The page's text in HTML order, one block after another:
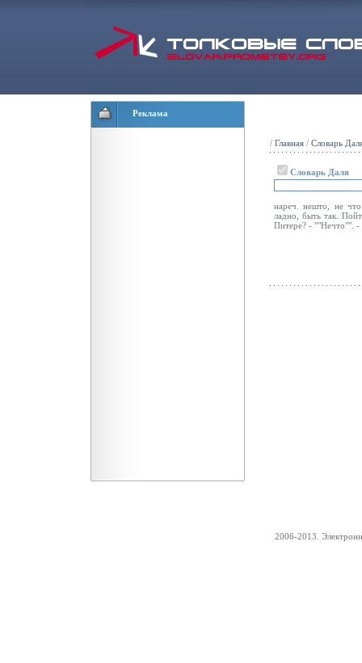
Реклама
/ Главная / Словарь
Словарь Даля
нареч. нешто, не
ладно, быть так.
Питере? - ""Нечто"". -
2006-2013.